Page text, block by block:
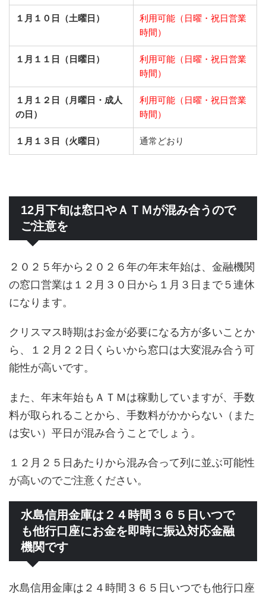
１月１０日（土曜日）
利用可能（日曜・祝日営業
時間）
１月１１日（日曜日）
利用可能（日曜・祝日営業
時間）
１月１２日（月曜日・成人
の日）
利用可能（日曜・祝日営業
時間）
１月１３日（火曜日） 通常どおり
12月下旬は窓口やＡＴＭが混み合うので
ご注意を
２０２５年から２０２６年の年末年始は、金融機関
の窓口営業は１２月３０日から１月３日まで５連休
になります。
クリスマス時期はお金が必要になる方が多いことか
ら、１２月２２日くらいから窓口は大変混み合う可
能性が高いです。
また、年末年始もＡＴＭは稼動していますが、手数
料が取られることから、手数料がかからない（また
は安い）平日が混み合うことでしょう。
１２月２５日あたりから混み合って列に並ぶ可能性
が高いのでご注意ください。
水島信用金庫は２４時間３６５日いつで
も他行口座にお金を即時に振込対応金融
機関です
水島信用金庫は２４時間３６５日いつでも他行口座